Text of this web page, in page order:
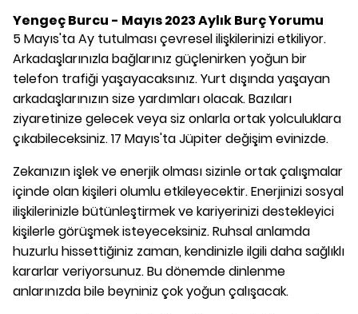
Yengeç Burcu - Mayıs 2023 Aylık Burç Yorumu
5 Mayıs'ta Ay tutulması çevresel ilişkilerinizi etkiliyor.
Arkadaşlarınızla bağlarınız güçlenirken yoğun bir
telefon trafiği yaşayacaksınız. Yurt dışında yaşayan
arkadaşlarınızın size yardımları olacak. Bazıları
ziyaretinize gelecek veya siz onlarla ortak yolculuklara
çıkabileceksiniz. 17 Mayıs'ta Jüpiter değişim evinizde.
Zekanızın işlek ve enerjik olması sizinle ortak çalışmalar
içinde olan kişileri olumlu etkileyecektir. Enerjinizi sosyal
ilişkilerinizle bütünleştirmek ve kariyerinizi destekleyici
kişilerle görüşmek isteyeceksiniz. Ruhsal anlamda
huzurlu hissettiğiniz zaman, kendinizle ilgili daha sağlıklı
kararlar veriyorsunuz. Bu dönemde dinlenme
anlarınızda bile beyniniz çok yoğun çalışacak.